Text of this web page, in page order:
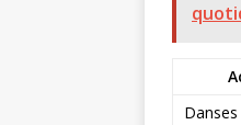
Danses